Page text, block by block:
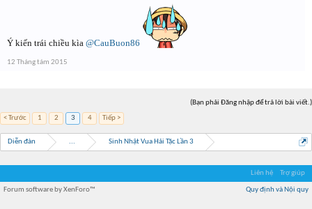
Ý kiến trái chiều kìa @CauBuon86
12 Tháng tám 2015
(Bạn phải Đăng nhập để trả lời bài viết.)
< Trước
1 2 3 4 Tiếp >
Diễn đàn ... Sinh Nhật Vua Hải Tặc Lần 3
Liên hệ Trợ giúp
Quy định và Nội quy
Forum software by XenForo™